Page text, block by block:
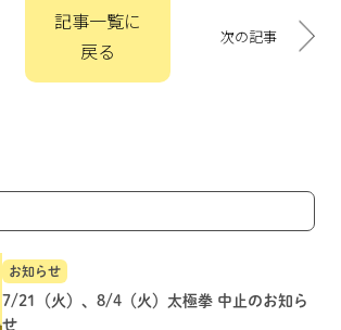
記事一覧に
戻る
次の記事
お知らせ
7/21（火）、8/4（火）太極拳 中止のお知ら
せ